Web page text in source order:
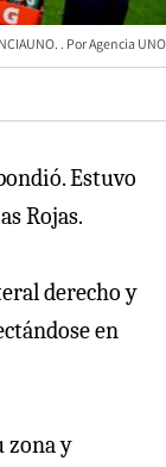
Agencia UNO
Estuvo
Rojas.
derecho y
en
zona y